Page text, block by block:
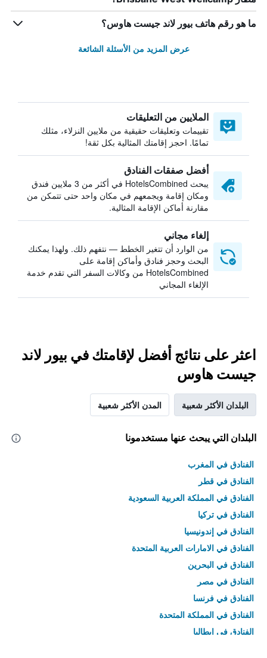
ما هو رقم هاتف بيور لاند جيست هاوس؟
عرض المزيد من الأسئلة الشائعة
الملايين من التعليقات
تقييمات وتعليقات حقيقية من ملايين النزلاء، مثلك
تمامًا. احجز إقامتك المثالية بكل ثقة!
أفضل صفقات الفنادق
يبحث HotelsCombined في أكثر من 3 ملايين فندق
ومكان إقامة ويجمعهم في مكان واحد حتى تتمكن من
مقارنة أماكن الإقامة المثالية.
إلغاء مجاني
من الوارد أن تتغير الخطط — نتفهم ذلك. ولهذا يمكنك
البحث وحجز فنادق وأماكن إقامة على
HotelsCombined من وكالات السفر التي تقدم خدمة
الإلغاء المجاني
اعثر على نتائج أفضل لإقامتك في بيور لاند
جيست هاوس
البلدان الأكثر شعبية المدن الأكثر شعبية
البلدان التي يبحث عنها مستخدمونا
الفنادق في المغرب
الفنادق في قطر
الفنادق في المملكة العربية السعودية
الفنادق في تركيا
الفنادق في إندونيسيا
الفنادق في الامارات العربية المتحدة
الفنادق في البحرين
الفنادق في مصر
الفنادق في فرنسا
الفنادق في المملكة المتحدة
الفنادق في إيطاليا